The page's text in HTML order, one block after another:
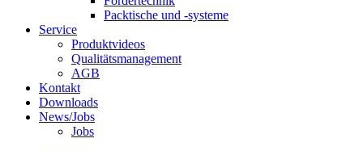
Packtische und -systeme
Service
Produktvideos
Qualitätsmanagement
AGB
Kontakt
Downloads
News/Jobs
Jobs